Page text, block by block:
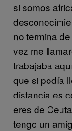
si somos
no termina
vez me
trabajaba
que si podía
distancia es
eres de
tengo un